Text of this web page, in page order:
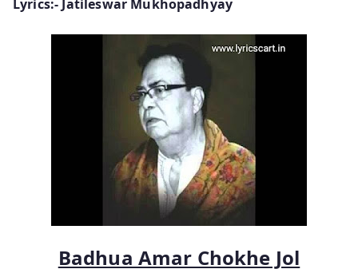
Lyrics:- Jatileswar Mukhopadhyay
Badhua Amar Chokhe Jol